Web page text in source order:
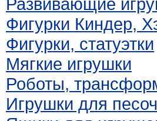
Фигурки Киндер,
Фигурки, статуэтки
Мягкие игрушки
Роботы,
Игрушки для